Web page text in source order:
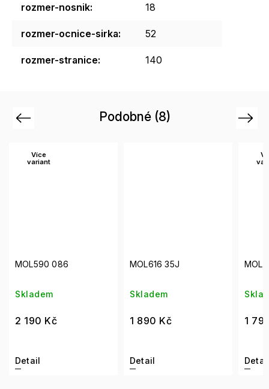
rozmer-nosnik: 18
rozmer-ocnice-sirka: 52
rozmer-stranice: 140
Podobné (8)
Previous
086 MOL626 789
Next